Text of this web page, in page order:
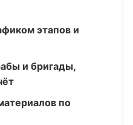
этапов и
и бригады,
по